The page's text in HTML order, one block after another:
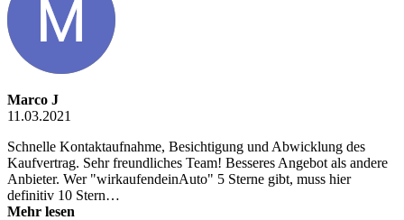
Marco J
11.03.2021
Schnelle Kontaktaufnahme, Besichtigung und Abwicklung des
Kaufvertrag. Sehr freundliches Team! Besseres Angebot als andere
Anbieter. Wer "wirkaufendeinAuto" 5 Sterne gibt, muss hier
definitiv 10 Stern…
Mehr lesen